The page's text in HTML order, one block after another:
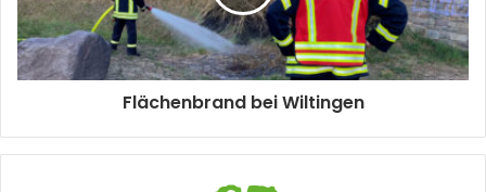
Flächenbrand bei Wiltingen